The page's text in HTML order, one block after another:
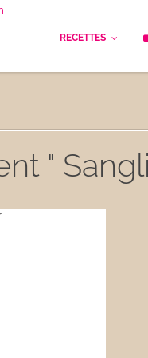
RECETTES
Le Pain
Apéritifs
Déjeuner
"